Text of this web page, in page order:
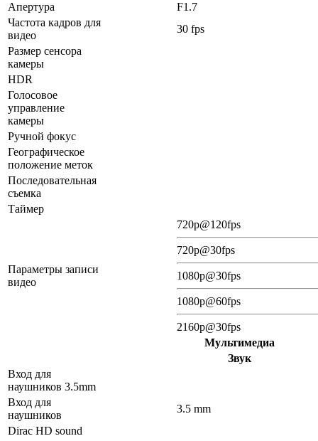
Апертура
F1.7
Частота кадров для
видео
30 fps
Размер сенсора
камеры
HDR
Голосовое
управление
камеры
Ручной фокус
Географическое
положение меток
Последовательная
съемка
Таймер
Параметры записи
видео
720p@120fps
720p@30fps
1080p@30fps
1080p@60fps
2160p@30fps
Мультимедиа
Звук
Вход для
наушников 3.5mm
Вход для
наушников
3.5 mm
Dirac HD sound